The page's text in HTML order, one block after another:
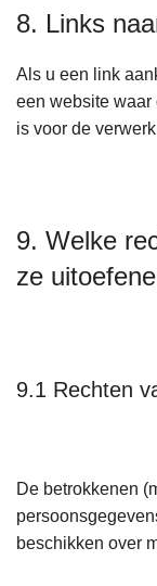
8. Links
Als u een link
een website
is voor de
9. Welke
ze
9.1 Rechten
De betrokkenen
beschikken over